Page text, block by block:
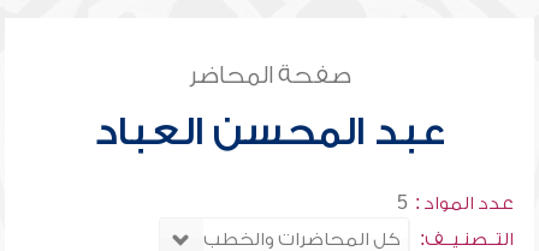
صفحة المحاضر
عبد المحسن العباد
عدد المواد : 5
التــصنـيــف: